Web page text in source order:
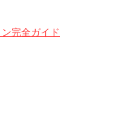
完全ガイド